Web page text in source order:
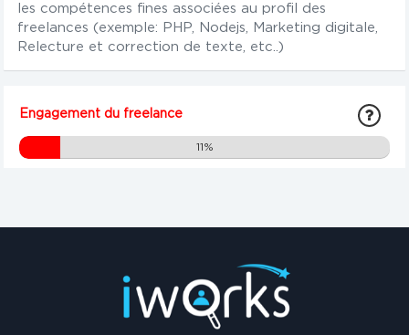
les compétences fines associées au profil des
freelances (exemple: PHP, Nodejs, Marketing digitale,
Relecture et correction de texte, etc..)
Engagement du freelance
11%